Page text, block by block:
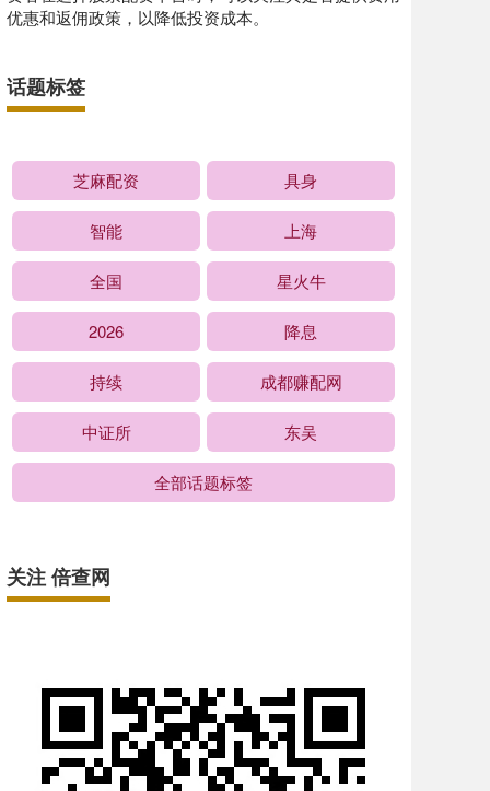
优惠和返佣政策，以降低投资成本。
话题标签
芝麻配资 具身
智能 上海
全国 星火牛
2026 降息
持续 成都赚配网
中证所 东吴
全部话题标签
关注 倍查网